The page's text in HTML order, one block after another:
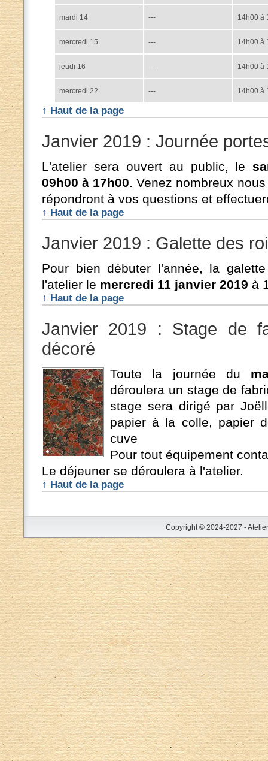
mardi 14 --- 14h00 à
mercredi 15 --- 14h00 à
jeudi 16 --- 14h00 à
mercredi 22 --- 14h00 à
↑ Haut de la page
Janvier 2019 : Journée
L'atelier sera ouvert au public, le
09h00 à 17h00. Venez nombreux
répondront à vos questions et
↑ Haut de la page
Janvier 2019 : Galette des
Pour bien débuter l'année, la
l'atelier le mercredi 11 janvier 2019 à
↑ Haut de la page
Janvier 2019 : Stage de
décoré
Toute la journée du
déroulera un stage de
stage sera dirigé par
papier à la colle, papier
cuve
Pour tout équipement
Le déjeuner se déroulera à l'atelier.
↑ Haut de la page
Copyright © 2024-2027 -